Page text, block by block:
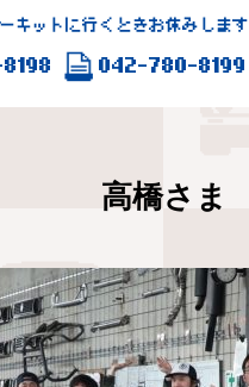
ットに行くときお休みします
042-780-8199
高橋さま